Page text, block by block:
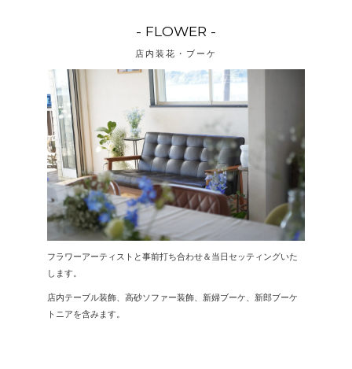
- FLOWER -
店内装花・ブーケ
フラワーアーティストと事前打ち合わせ＆当日セッティングいた
します。
店内テーブル装飾、高砂ソファー装飾、新婦ブーケ、新郎ブーケ
トニアを含みます。